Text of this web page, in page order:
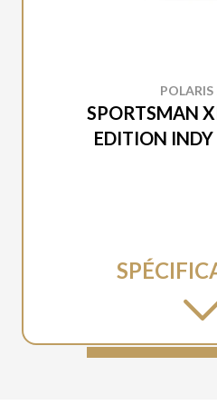
SPORTSMAN
EDITION INDY